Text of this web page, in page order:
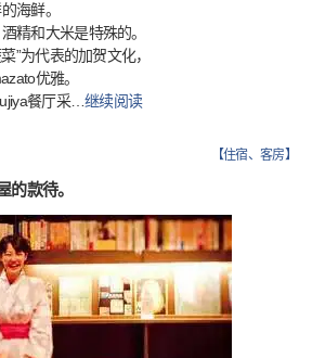
海鲜。
精和大米是特殊的。
”为代表的加贺文化，
优雅。
餐厅采…继续阅读
【住宿、客房】
的款待。